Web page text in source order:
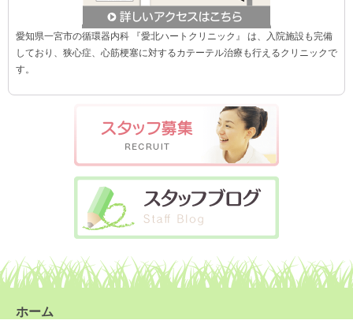
愛知県一宮市の循環器内科 『愛北ハートクリニック』 は、入院施設も完備
しており、狭心症、心筋梗塞に対するカテーテル治療も行えるクリニックで
す。
ホーム